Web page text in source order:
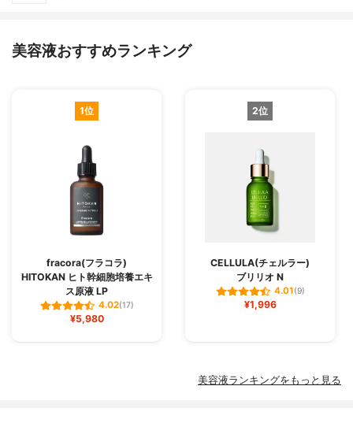
美容液おすすめランキング
1位
fracora(フラコラ)
HITOKAN ヒト幹細胞培養エキ
ス原液 LP
4.02(17)
¥5,980
2位
CELLULA(チェルラー)
ブリリオ N
4.01(9)
¥1,996
美容液ランキングをもっと見る